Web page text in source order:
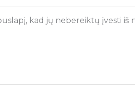
kad jų nebereiktų įvesti iš